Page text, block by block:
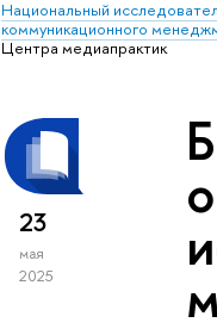
Национальный
коммуникационного
Центра медиапрактик
23
мая
2025